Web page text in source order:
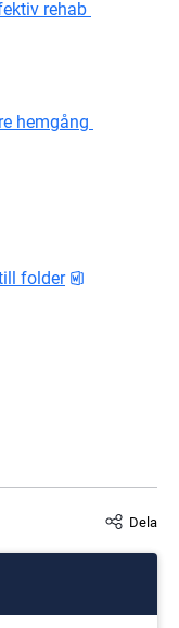
rehab
hemgång
folder
Dela